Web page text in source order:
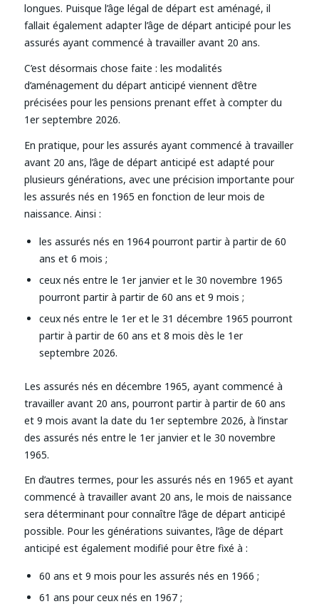
longues. Puisque l’âge légal de départ est aménagé, il
fallait également adapter l’âge de départ anticipé pour les
assurés ayant commencé à travailler avant 20 ans.
C’est désormais chose faite : les modalités
d’aménagement du départ anticipé viennent d’être
précisées pour les pensions prenant effet à compter du
1er septembre 2026.
En pratique, pour les assurés ayant commencé à travailler
avant 20 ans, l’âge de départ anticipé est adapté pour
plusieurs générations, avec une précision importante pour
les assurés nés en 1965 en fonction de leur mois de
naissance. Ainsi :
les assurés nés en 1964 pourront partir à partir de 60
ans et 6 mois ;
ceux nés entre le 1er janvier et le 30 novembre 1965
pourront partir à partir de 60 ans et 9 mois ;
ceux nés entre le 1er et le 31 décembre 1965 pourront
partir à partir de 60 ans et 8 mois dès le 1er
septembre 2026.
Les assurés nés en décembre 1965, ayant commencé à
travailler avant 20 ans, pourront partir à partir de 60 ans
et 9 mois avant la date du 1er septembre 2026, à l’instar
des assurés nés entre le 1er janvier et le 30 novembre
1965.
En d’autres termes, pour les assurés nés en 1965 et ayant
commencé à travailler avant 20 ans, le mois de naissance
sera déterminant pour connaître l’âge de départ anticipé
possible. Pour les générations suivantes, l’âge de départ
anticipé est également modifié pour être fixé à :
60 ans et 9 mois pour les assurés nés en 1966 ;
61 ans pour ceux nés en 1967 ;